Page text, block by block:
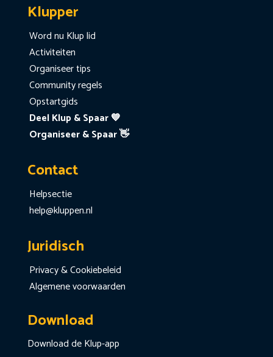
Klupper
Word nu Klup lid
Activiteiten
Organiseer tips
Community regels
Opstartgids
Deel Klup & Spaar 💙
Organiseer & Spaar 👋
Contact
Helpsectie
help@kluppen.nl
Juridisch
Privacy & Cookiebeleid
Algemene voorwaarden
Download
Download de Klup-app